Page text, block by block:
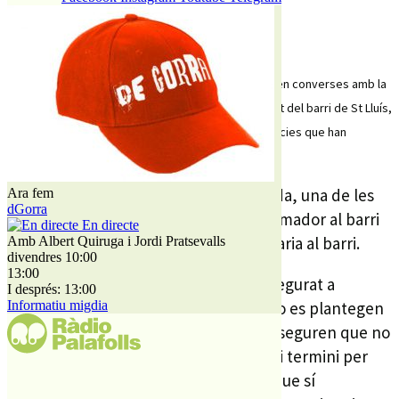
Ara fem
dGorra
En directe
Amb Albert Quiruga i Jordi Pratsevalls
divendres 10:00
13:00
I després: 13:00
Informatiu migdia
3 ABRIL, 2014
El govern de PLF assegurava divendres que estan en converses amb la
companyia elèctrica per millorar el subministrament del barri de St Lluís,
que en els últimes mesos ha patit diferents incidències que han
perjudicat el subministrament.
Segons el regidor d’obres, Josep Rueda, una de les
solucions seria instal.lar un 3r transformador al barri
per redimensionar la potència necessaria al barri.
Tot i això, la companyia Endesa ha assegurat a
aquesta emissora que a curt termini no es plantegen
fer aquest 3r transformador. De fet asseguren que no
hi ha ni projecte, ni inversió prevista ni termini per
instal•lar aquest transformador, tot i que sí